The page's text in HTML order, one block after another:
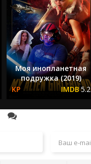
Моя инопланетная
подружка (2019)
5.2